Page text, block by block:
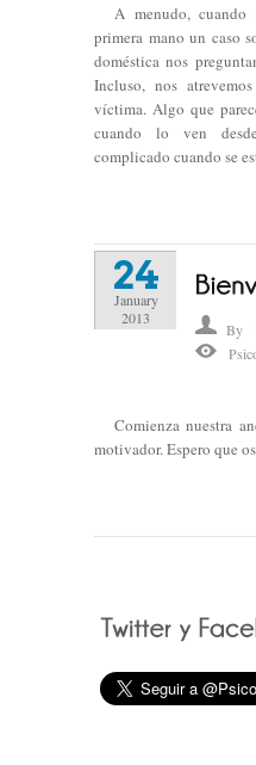
A menudo, cuando
primera mano un caso
doméstica nos
Incluso, nos
víctima. Algo que
cuando lo ven
complicado cuando se
24
January
2013
By
Comienza nuestra
motivador. Espero que